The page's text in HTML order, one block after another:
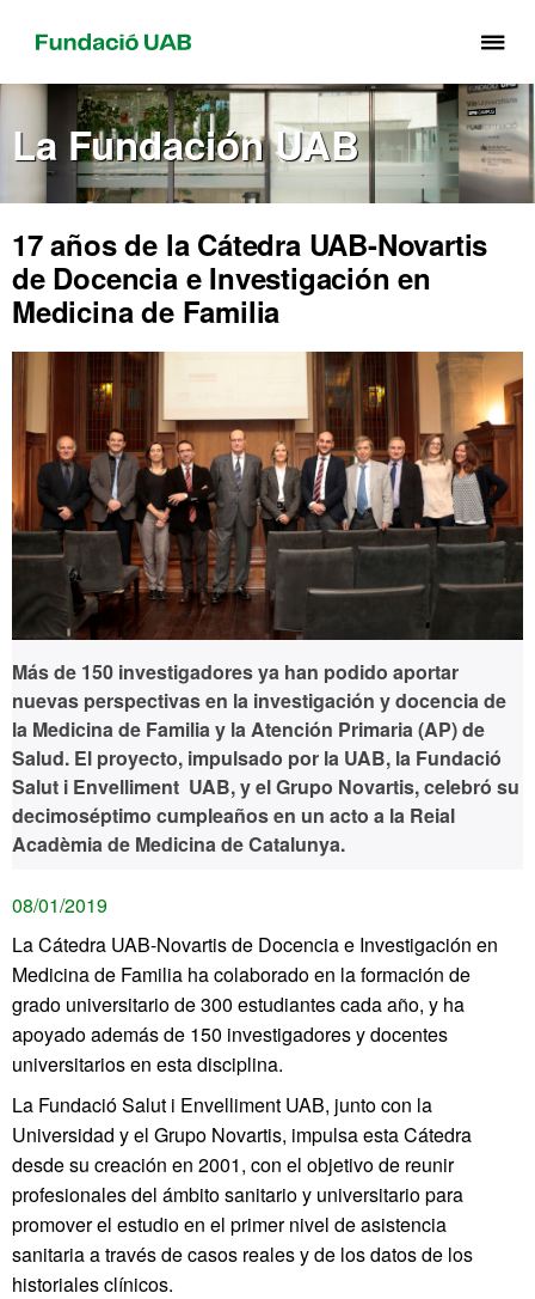
el
La Fundación UAB
17 años de la Cátedra UAB-Novartis
de Docencia e Investigación en
Medicina de Familia
Más de 150 investigadores ya han podido aportar
nuevas perspectivas en la investigación y docencia de
la Medicina de Familia y la Atención Primaria (AP) de
Salud. El proyecto, impulsado por la UAB, la Fundació
Salut i Envelliment UAB, y el Grupo Novartis, celebró su
decimoséptimo cumpleaños en un acto a la Reial
Acadèmia de Medicina de Catalunya.
08/01/2019
La Cátedra UAB-Novartis de Docencia e Investigación en
Medicina de Familia ha colaborado en la formación de
grado universitario de 300 estudiantes cada año, y ha
apoyado además de 150 investigadores y docentes
universitarios en esta disciplina.
La Fundació Salut i Envelliment UAB, junto con la
Universidad y el Grupo Novartis, impulsa esta Cátedra
desde su creación en 2001, con el objetivo de reunir
profesionales del ámbito sanitario y universitario para
promover el estudio en el primer nivel de asistencia
sanitaria a través de casos reales y de los datos de los
historiales clínicos.